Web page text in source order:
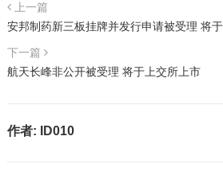
上一篇
安邦制药新三板挂牌并发行申请被受理 将
下一篇
航天长峰非公开被受理 将于上交所上市
作者: ID010